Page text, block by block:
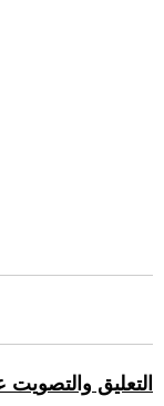
التعليق